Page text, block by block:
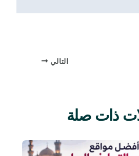
التالي
ذات صلة